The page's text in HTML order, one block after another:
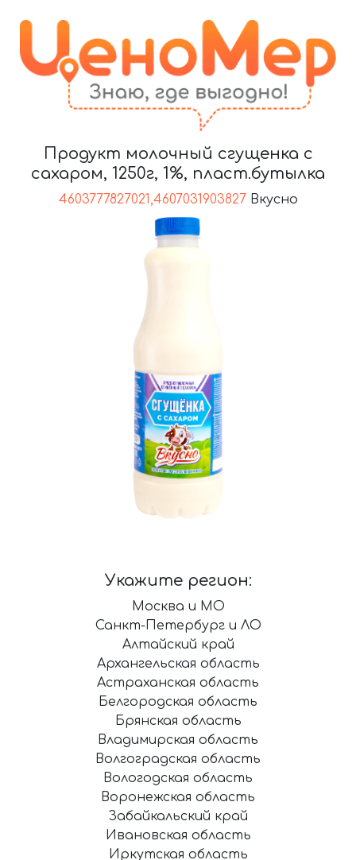
Продукт молочный сгущенка с
сахаром, 1250г, 1%, пласт.бутылка
4603777827021,4607031903827Вкусно
Укажите регион:
Москва и МО
Санкт-Петербург и ЛО
Алтайский край
Архангельская область
Астраханская область
Белгородская область
Брянская область
Владимирская область
Волгоградская область
Вологодская область
Воронежская область
Забайкальский край
Ивановская область
Иркутская область